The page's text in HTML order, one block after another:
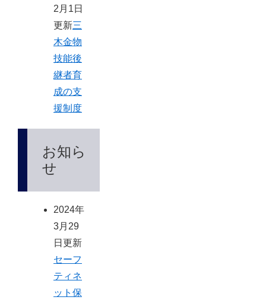
2月1日
更新三
木金物
技能後
継者育
成の支
援制度
お知ら
せ
2024年
3月29
日更新
セーフ
ティネ
ット保